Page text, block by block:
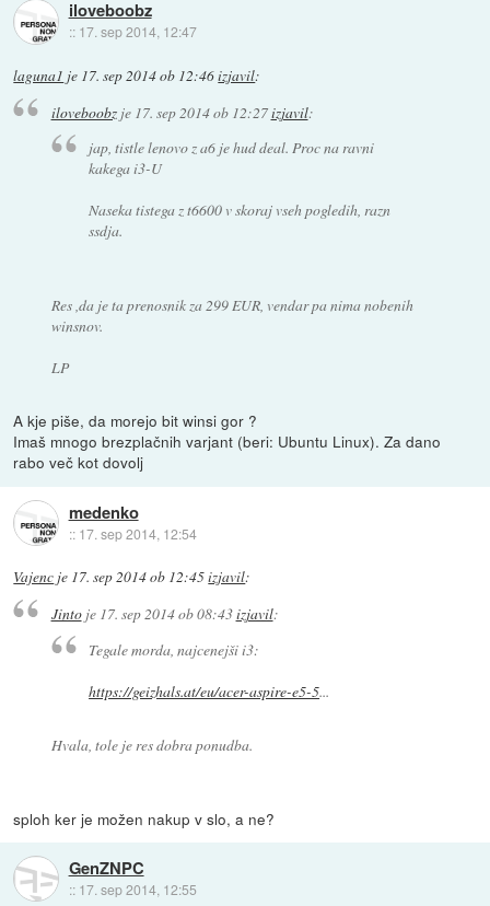
iloveboobz
:: 17. sep 2014, 12:47
laguna1 je 17. sep 2014 ob 12:46izjavil:
iloveboobzje 17. sep 2014 ob 12:27izjavil:
jap, tistle lenovo z a6 je hud deal. Proc na ravni
kakega i3-U
Naseka tistega z t6600 v skoraj vseh pogledih, razn
ssdja.
Res ,da je ta prenosnik za 299 EUR, vendar pa nima nobenih
winsnov.
LP
A kje piše, da morejo bit winsi gor ?
Imaš mnogo brezplačnih varjant (beri: Ubuntu Linux). Za dano
rabo več kot dovolj
medenko
:: 17. sep 2014, 12:54
Vajenc je 17. sep 2014 ob 12:45izjavil:
Jintoje 17. sep 2014 ob 08:43izjavil:
Tegale morda, najcenejši i3:
https://geizhals.at/eu/acer-aspire-e5-5...
Hvala, tole je res dobra ponudba.
sploh ker je možen nakup v slo, a ne?
GenZNPC
:: 17. sep 2014, 12:55